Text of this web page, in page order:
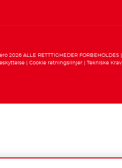
2026 ALLE RETTTIGHEDER FORBEHOLDES
Cookie retningslinjer Tekniske Krav